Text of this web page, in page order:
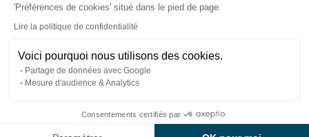
'Préférences de cookies' situé dans le pied de page.
Lire la politique de confidentialité
Voici pourquoi nous utilisons des cookies.
Partage de données avec Google
Mesure d'audience & Analytics
Consentements certifiés par
2026 Clairazur Spa